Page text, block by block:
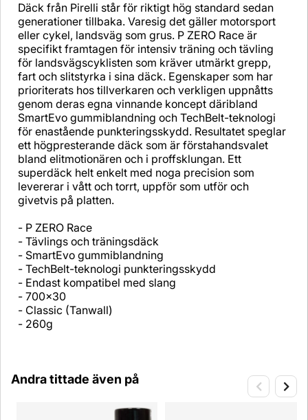
Däck från Pirelli står för riktigt hög standard sedan
generationer tillbaka. Varesig det gäller motorsport
eller cykel, landsväg som grus. P ZERO Race är
specifikt framtagen för intensiv träning och tävling
för landsvägscyklisten som kräver utmärkt grepp,
fart och slitstyrka i sina däck. Egenskaper som har
prioriterats hos tillverkaren och verkligen uppnåtts
genom deras egna vinnande koncept däribland
SmartEvo gummiblandning och TechBelt-teknologi
för enastående punkteringsskydd. Resultatet speglar
ett högpresterande däck som är förstahandsvalet
bland elitmotionären och i proffsklungan. Ett
superdäck helt enkelt med noga precision som
levererar i vått och torrt, uppför som utför och
givetvis på platten.
- P ZERO Race
- Tävlings och träningsdäck
- SmartEvo gummiblandning
- TechBelt-teknologi punkteringsskydd
- Endast kompatibel med slang
- 700x30
- Classic (Tanwall)
- 260g
Andra tittade även på